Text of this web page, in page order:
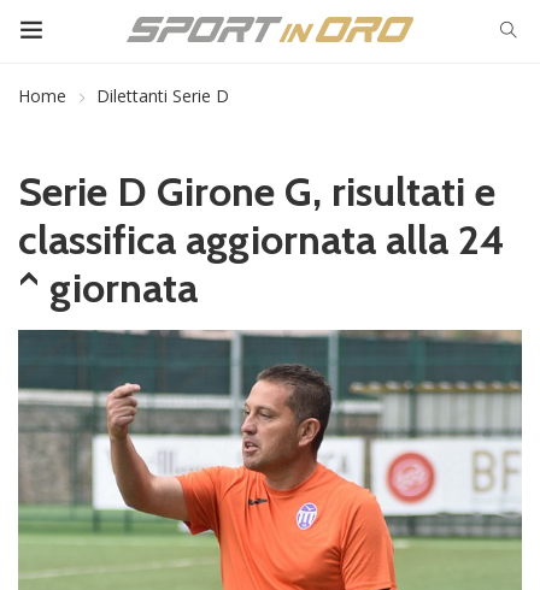
Home Dilettanti Serie D
Serie D Girone G, risultati e
classifica aggiornata alla 24
^ giornata